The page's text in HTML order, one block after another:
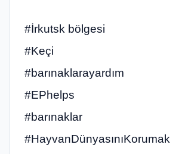
#İrkutsk bölgesi
#Keçi
#barınaklarayardım
#EPhelps
#barınaklar
#HayvanDünyasınıKorumak